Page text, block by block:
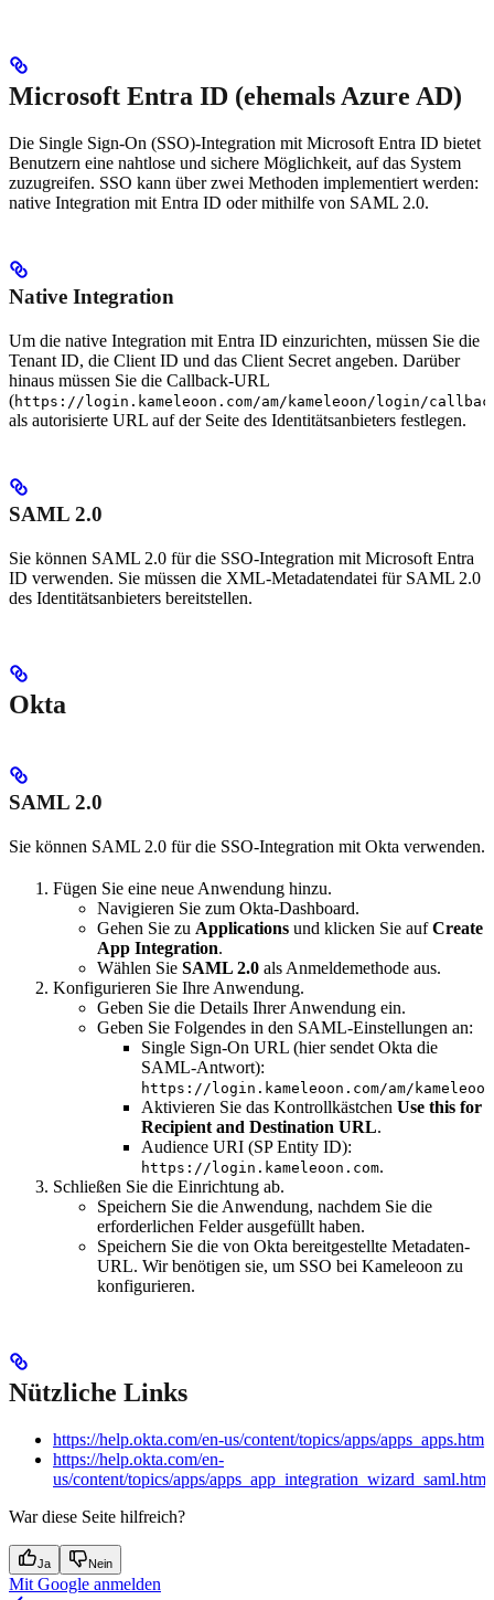
Microsoft Entra ID (ehemals Azure AD)
Die Single Sign-On (SSO)-Integration mit Microsoft Entra ID bietet
Benutzern eine nahtlose und sichere Möglichkeit, auf das System
zuzugreifen. SSO kann über zwei Methoden implementiert werden:
native Integration mit Entra ID oder mithilfe von SAML 2.0.
Native Integration
Um die native Integration mit Entra ID einzurichten, müssen Sie die
Tenant ID, die Client ID und das Client Secret angeben. Darüber
hinaus müssen Sie die Callback-URL
(https://login.kameleoon.com/am/kameleoon/login/
als autorisierte URL auf der Seite des Identitätsanbieters festlegen.
SAML 2.0
Sie können SAML 2.0 für die SSO-Integration mit Microsoft Entra
ID verwenden. Sie müssen die XML-Metadatendatei für SAML 2.0
des Identitätsanbieters bereitstellen.
Okta
SAML 2.0
Sie können SAML 2.0 für die SSO-Integration mit Okta verwenden.
Fügen Sie eine neue Anwendung hinzu.
Navigieren Sie zum Okta-Dashboard.
Gehen Sie zu Applications und klicken Sie aufCreate
App Integration.
Wählen Sie SAML 2.0 als Anmeldemethode aus.
Konfigurieren Sie Ihre Anwendung.
Geben Sie die Details Ihrer Anwendung ein.
Geben Sie Folgendes in den SAML-Einstellungen an:
Single Sign-On URL (hier sendet Okta die
SAML-Antwort):
https://login.kameleoon.com/am/
Aktivieren Sie das Kontrollkästchen Use this for
Recipient and Destination URL.
Audience URI (SP Entity ID):
https://login.kameleoon.com.
Schließen Sie die Einrichtung ab.
Speichern Sie die Anwendung, nachdem Sie die
erforderlichen Felder ausgefüllt haben.
Speichern Sie die von Okta bereitgestellte Metadaten-
URL. Wir benötigen sie, um SSO bei Kameleoon zu
konfigurieren.
Nützliche Links
https://help.okta.com/en-us/content/topics/apps/apps_apps.htm
https://help.okta.com/en-
us/content/topics/apps/apps_app_integration_wizard_saml.htm
War diese Seite hilfreich?
Ja Nein
Mit Google anmelden